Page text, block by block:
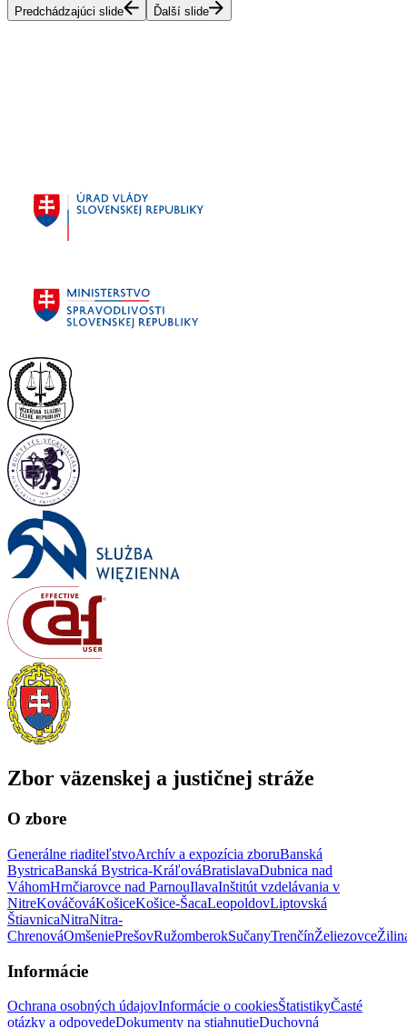
Predchádzajúci slide Ďalší slide
Zbor väzenskej a justičnej stráže
O zbore
Generálne riaditeľstvoArchív a expozícia zboruBanská
BystricaBanská Bystrica-KráľováBratislavaDubnica nad
VáhomHrnčiarovce nad ParnouIlavaInštitút vzdelávania v
NitreKováčováKošiceKošice-ŠacaLeopoldovLiptovská
ŠtiavnicaNitraNitra-
ChrenováOmšeniePrešovRužomberokSučanyTrenčínŽeliezovce
Informácie
Ochrana osobných údajovInformácie o cookiesŠtatistikyČasté
otázky a odpovedeDokumenty na stiahnutieDuchovná